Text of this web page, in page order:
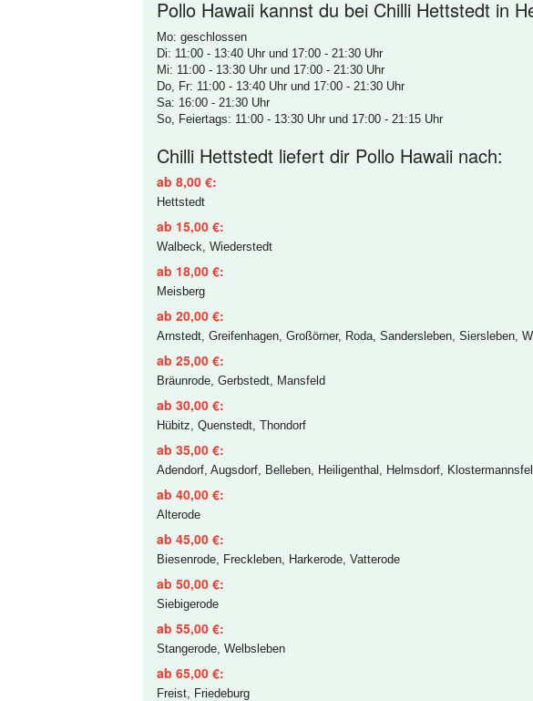
Pollo Hawaii kannst du bei Chilli Hettstedt in
Mo: geschlossen
Di: 11:00 - 13:40 Uhr und 17:00 - 21:30 Uhr
Mi: 11:00 - 13:30 Uhr und 17:00 - 21:30 Uhr
Do, Fr: 11:00 - 13:40 Uhr und 17:00 - 21:30 Uhr
Sa: 16:00 - 21:30 Uhr
So, Feiertags: 11:00 - 13:30 Uhr und 17:00 - 21:15 Uhr
Chilli Hettstedt liefert dir Pollo Hawaii nach:
ab 8,00 €:
Hettstedt
ab 15,00 €:
Walbeck, Wiederstedt
ab 18,00 €:
Meisberg
ab 20,00 €:
Arnstedt, Greifenhagen, Großörner, Roda, Sandersleben, Siersleben,
ab 25,00 €:
Bräunrode, Gerbstedt, Mansfeld
ab 30,00 €:
Hübitz, Quenstedt, Thondorf
ab 35,00 €:
Adendorf, Augsdorf, Belleben, Heiligenthal, Helmsdorf,
ab 40,00 €:
Alterode
ab 45,00 €:
Biesenrode, Freckleben, Harkerode, Vatterode
ab 50,00 €:
Siebigerode
ab 55,00 €:
Stangerode, Welbsleben
ab 65,00 €:
Freist, Friedeburg